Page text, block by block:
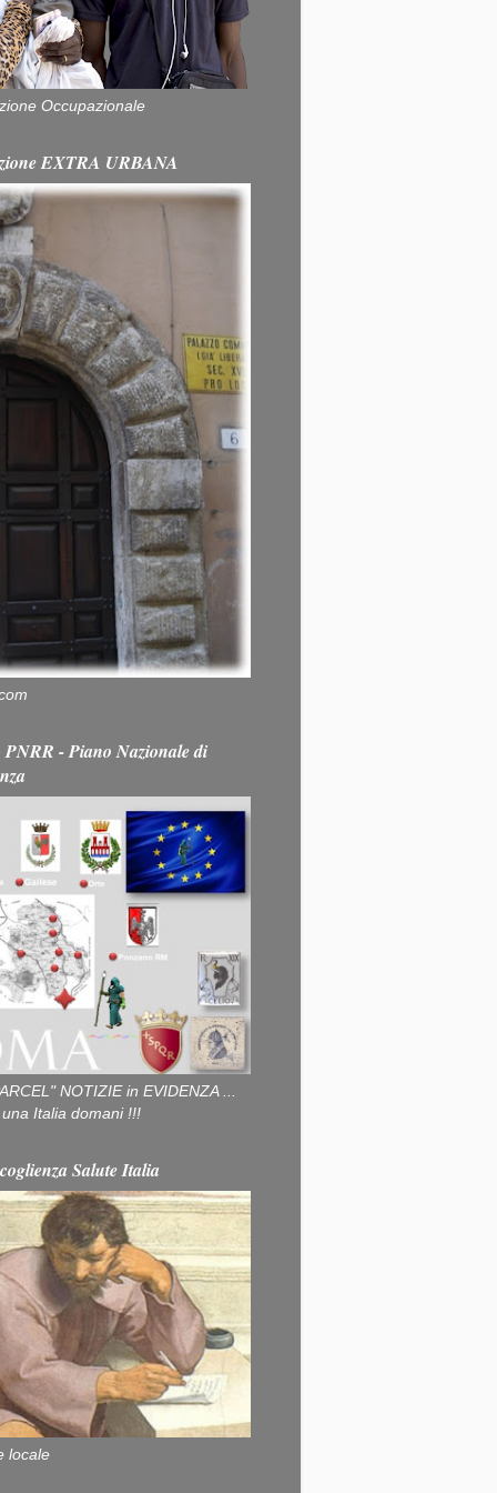
Occupazionale
EXTRA URBANA
- Piano Nazionale di
NOTIZIE in EVIDENZA ...
Italia domani !!!
Salute Italia
locale